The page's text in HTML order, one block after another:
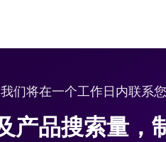
我们将在一个工作日内联系您
产品搜索量，